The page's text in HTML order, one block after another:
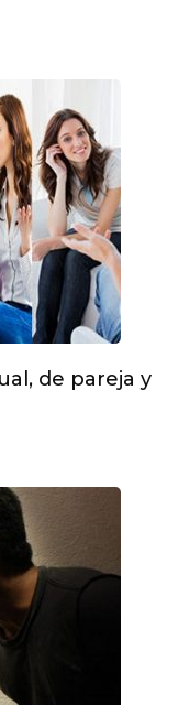
de pareja y